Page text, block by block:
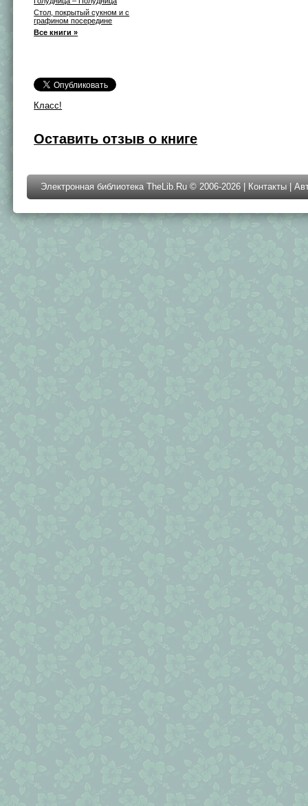
Стол, покрытый сукном и с
графином посередине
Все книги »
Класс!
Оставить отзыв о книге
Электронная библиотека TheLib.Ru © 2006-2026 | Контакты |